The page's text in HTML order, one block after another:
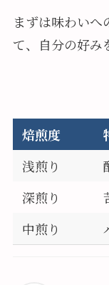
まずは味わいへ
て、自分の好み
焙煎度
浅煎り
深煎り
中煎り